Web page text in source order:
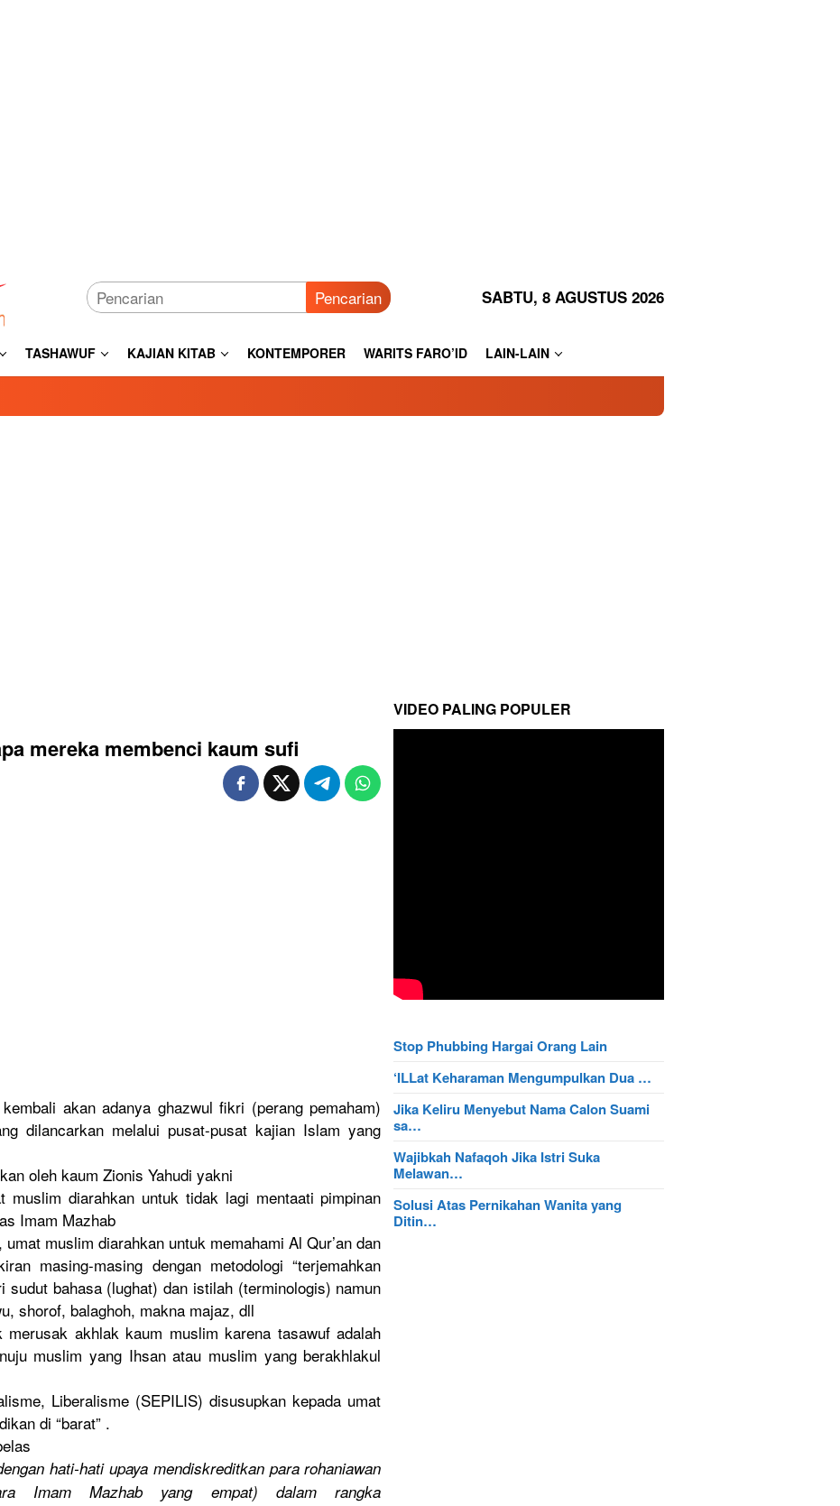
Pencarian SABTU, 8 AGUSTUS 2026
TASHAWUF KAJIAN KITAB KONTEMPORER WARITS FARO’ID LAIN-LAIN
mereka membenci kaum sufi
akan adanya ghazwul fikri (perang pemaham)
dilancarkan melalui pusat-pusat kajian Islam yang
n oleh kaum Zionis Yahudi yakni
muslim diarahkan untuk tidak lagi mentaati pimpinan
Imam Mazhab
muslim diarahkan untuk memahami Al Qur’an dan
masing-masing dengan metodologi “terjemahkan
sudut bahasa (lughat) dan istilah (terminologis) namun
shorof, balaghoh, makna majaz, dll
akhlak kaum muslim karena tasawuf adalah
muslim yang Ihsan atau muslim yang berakhlakul
, Liberalisme (SEPILIS) disusupkan kepada umat
di “barat” .
as
hati-hati upaya mendiskreditkan para rohaniawan
Imam Mazhab yang empat) dalam rangka
VIDEO PALING POPULER
Stop Phubbing Hargai Orang Lain
‘ILLat Keharaman Mengumpulkan Dua …
Jika Keliru Menyebut Nama Calon Suami
sa…
Wajibkah Nafaqoh Jika Istri Suka
Melawan…
Solusi Atas Pernikahan Wanita yang
Ditin…